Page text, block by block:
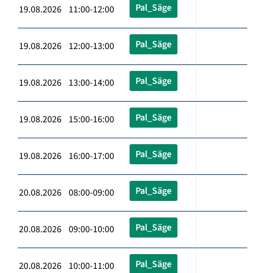
19.08.2026 11:00-12:00 Pal_Säge
19.08.2026 12:00-13:00 Pal_Säge
19.08.2026 13:00-14:00 Pal_Säge
19.08.2026 15:00-16:00 Pal_Säge
19.08.2026 16:00-17:00 Pal_Säge
20.08.2026 08:00-09:00 Pal_Säge
20.08.2026 09:00-10:00 Pal_Säge
20.08.2026 10:00-11:00 Pal_Säge